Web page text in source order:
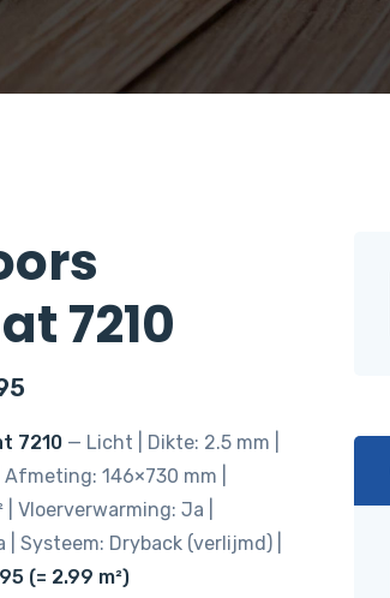
7210
Huidige
is:
€ 37,95.
7210— Licht | Dikte: 2.5 mm |
146×730 mm |
Vloerverwarming: Ja |
Systeem: Dryback (verlijmd) |
(= 2.99 m²)